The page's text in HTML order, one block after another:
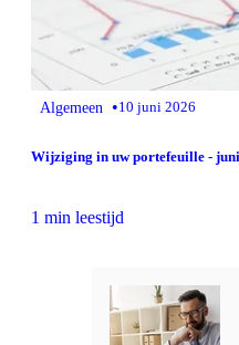
Algemeen •10 juni 2026
Wijziging in uw portefeuille -
1 min leestijd